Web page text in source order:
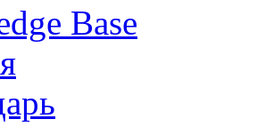
Base